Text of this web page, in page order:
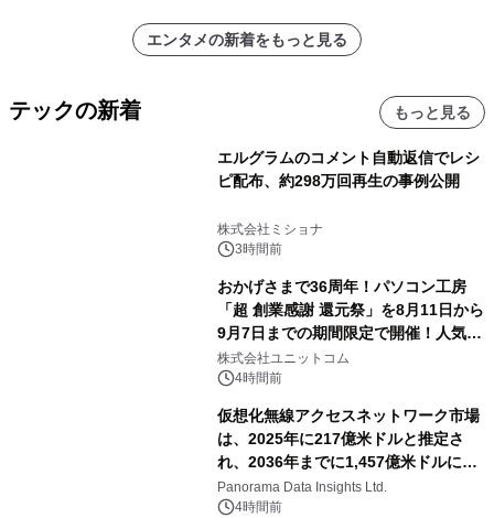
エンタメの新着をもっと見る
テックの新着 もっと見る
エルグラムのコメント自動返信でレシ
ピ配布、約298万回再生の事例公開
株式会社ミショナ
3時間前
おかげさまで36周年！パソコン工房
「超 創業感謝 還元祭」を8月11日から
9月7日までの期間限定で開催！人気の
ゲーミングPCや高性能ノートPCなど
対象iiyama PCのご購入で最大3万円分
株式会社ユニットコム
4時間前
仮想化無線アクセスネットワーク市場
は、2025年に217億米ドルと推定さ
れ、2036年までに1,457億米ドルに達
すると予測されており、予測期間
（2026年～2036年）
Panorama Data Insights Ltd.
4時間前